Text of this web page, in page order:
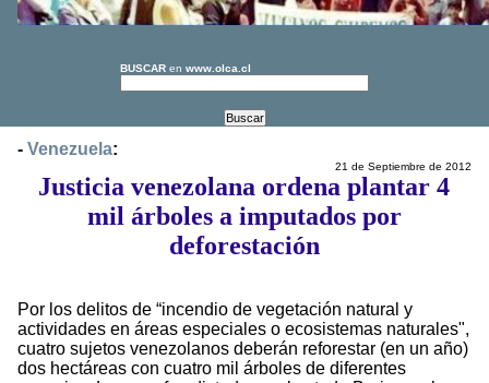
BUSCAR en www.olca.cl
- Venezuela:
21 de Septiembre de 2012
Justicia venezolana ordena plantar 4
mil árboles a imputados por
deforestación
Por los delitos de “incendio de vegetación natural y
actividades en áreas especiales o ecosistemas naturales",
cuatro sujetos venezolanos deberán reforestar (en un año)
dos hectáreas con cuatro mil árboles de diferentes